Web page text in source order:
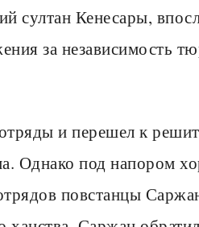
султан Кенесары,
за независимость
и перешел к
Однако под напором
повстанцы